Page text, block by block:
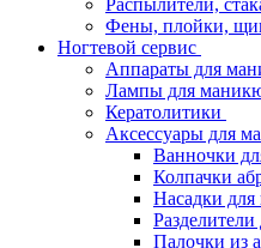
Распылители,
Фены, плойки,
Ногтевой сервис
Аппараты для
Лампы для
Кератолитики
Аксессуары для
Ванночки
Колпачки
Насадки для
Разделители
Палочки из